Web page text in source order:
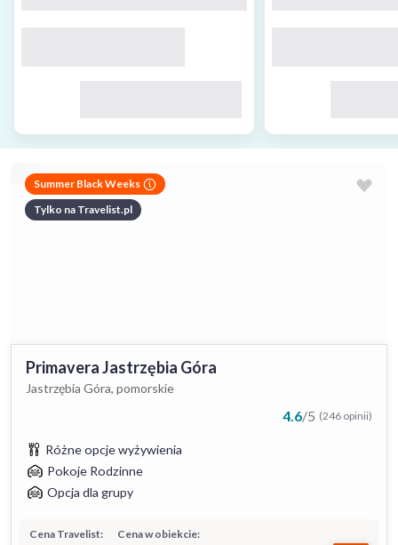
Summer Black Weeks
Tylko na Travelist.pl
Primavera Jastrzębia Góra
Jastrzębia Góra, pomorskie
4.6/5 (246 opinii)
Różne opcje wyżywienia
Pokoje Rodzinne
Opcja dla grupy
Cena w obiekcie:
Cena Travelist: